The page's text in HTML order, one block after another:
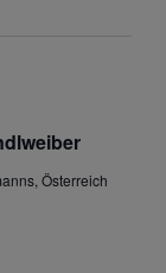
Österreich